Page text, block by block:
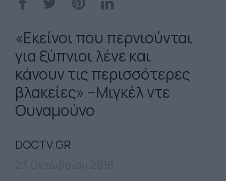
«Εκείνοι που περνιούνται
για ξύπνιοι λένε και
κάνουν τις περισσότερες
βλακείες» –Μιγκέλ ντε
Ουναμούνο
DOCTV.GR